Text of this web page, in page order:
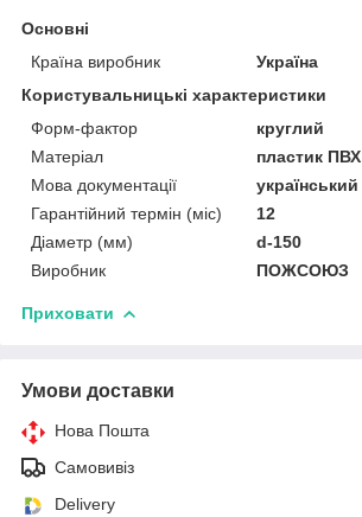
Основні
Країна виробник
Україна
Користувальницькі характеристики
Форм-фактор
круглий
Матеріал
пластик ПВХ
Мова документації
український
Гарантійний термін (міс)
12
Діаметр (мм)
d-150
Виробник
ПОЖСОЮЗ
Приховати
Умови доставки
Нова Пошта
Самовивіз
Delivery